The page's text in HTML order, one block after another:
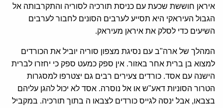
איראן חוששת שכעת עם כניסת תורכיה לסוריה והתקרבותה אל
הגבול העיראקי היא תסייע לערבים הסונים לחבור לערבים
השיעים כדי לסלק את איראן מעיראק.
המהלך של ארה"ב עם נסיגת מצפון סוריה יוביל את הכורדים
למצוא בן ברית אחר באזור. אין ספק כמעט ספק כי יחזרו לברית
הישנה עם אסד. כורדים צעירים רבים גם יצטרפו למסגרות
הטרור הסוניות דאע"ש או אל נוסרה. אסד לא יכול להגן עליהם
בצבאו, אבל ינסה לגייס כורדים לצבאו ה בתוך תורכיה. במקביל